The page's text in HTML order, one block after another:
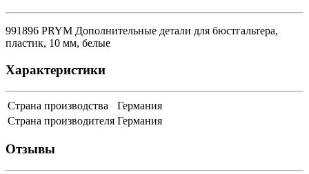
991896 PRYM Дополнительные детали для бюстгальтера,
пластик, 10 мм, белые
Характеристики
Страна производства
Германия
Страна производителя Германия
Отзывы